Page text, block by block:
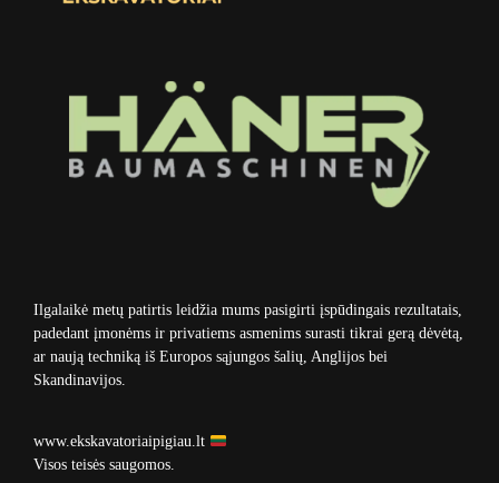
Ilgalaikė metų patirtis leidžia mums pasigirti įspūdingais rezultatais,
padedant įmonėms ir privatiems asmenims surasti tikrai gerą dėvėtą,
ar naują techniką iš Europos sąjungos šalių, Anglijos bei
Skandinavijos.
www.ekskavatoriaipigiau.lt
Visos teisės saugomos.